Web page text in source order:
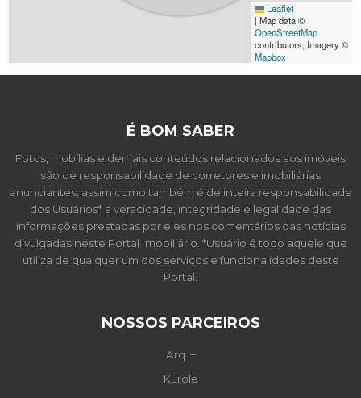
Leaflet
| Map data ©
OpenStreetMap
contributors, Imagery ©
Mapbox
É BOM SABER
Fotos, mobílias e demais conteúdos relacionados aos imóveis
são de responsabilidade de corretores e imobiliárias
anunciantes, assim como também é de inteira responsabilidade
dos Usuários* a veracidade, integridade e legalidade das
informações prestadas por eles nos comentários das notícias
divulgadas neste Portal Imobiliário. *Usuário é todo aquele que
utiliza de qualquer um dos serviços e funcionalidades deste
Portal.
NOSSOS PARCEIROS
Arq. +
Kurole